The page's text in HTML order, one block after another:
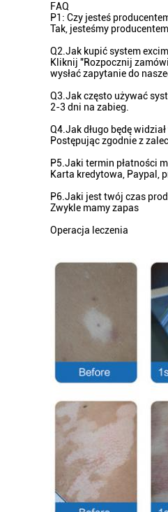
FAQ
P1: Czy jesteś
Tak, jesteśmy
Q2.Jak kupić system
Kliknij "Rozpocznij
wysłać zapytanie do
Q3.Jak często używać
2-3 dni na zabieg.
Q4.Jak długo będę
Postępując zgodnie z
P5.Jaki termin płatności
Karta kredytowa, Paypal,
P6.Jaki jest twój czas
Zwykle mamy zapas
Operacja leczenia